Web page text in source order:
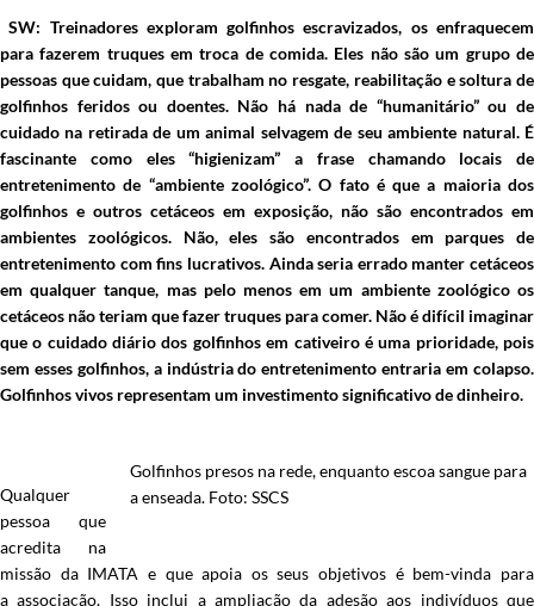
SW: Treinadores exploram golfinhos escravizados, os enfraquecem
para fazerem truques em troca de comida. Eles não são um grupo de
pessoas que cuidam, que trabalham no resgate, reabilitação e soltura de
golfinhos feridos ou doentes. Não há nada de “humanitário” ou de
cuidado na retirada de um animal selvagem de seu ambiente natural. É
fascinante como eles “higienizam” a frase chamando locais de
entretenimento de “ambiente zoológico”. O fato é que a maioria dos
golfinhos e outros cetáceos em exposição, não são encontrados em
ambientes zoológicos. Não, eles são encontrados em parques de
entretenimento com fins lucrativos. Ainda seria errado manter cetáceos
em qualquer tanque, mas pelo menos em um ambiente zoológico os
cetáceos não teriam que fazer truques para comer. Não é difícil imaginar
que o cuidado diário dos golfinhos em cativeiro é uma prioridade, pois
sem esses golfinhos, a indústria do entretenimento entraria em colapso.
Golfinhos vivos representam um investimento significativo de dinheiro.
Golfinhos presos na rede, enquanto escoa sangue para
a enseada. Foto: SSCS
Qualquer
pessoa que
acredita na
missão da IMATA e que apoia os seus objetivos é bem-vinda para
aassociação. Isso inclui a ampliação da adesão aos indivíduos que